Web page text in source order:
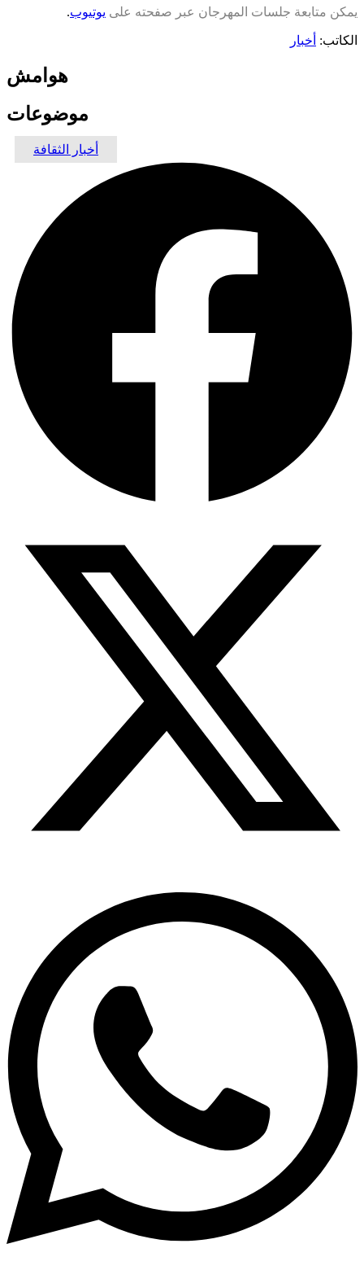
يمكن متابعة جلسات المهرجان عبر صفحته على يوتيوب.
الكاتب: أخبار
هوامش
موضوعات
أخبار الثقافة